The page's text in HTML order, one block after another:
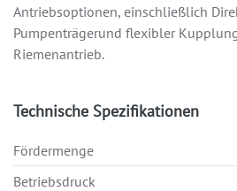
Antriebsoptionen, einschließlich
Pumpenträgerund flexibler
Riemenantrieb.
Technische Spezifikationen
Fördermenge
Betriebsdruck